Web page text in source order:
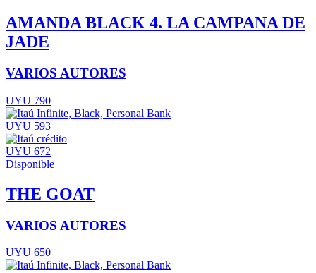
AMANDA BLACK 4. LA CAMPANA DE
JADE
VARIOS AUTORES
UYU 790
UYU 593
UYU 672
Disponible
THE GOAT
VARIOS AUTORES
UYU 650